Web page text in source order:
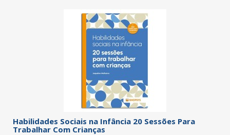
Habilidades Sociais na Infância 20 Sessões Para
Trabalhar Com Crianças